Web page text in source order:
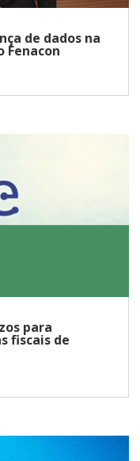
de dados na
Fenacon
para
fiscais de